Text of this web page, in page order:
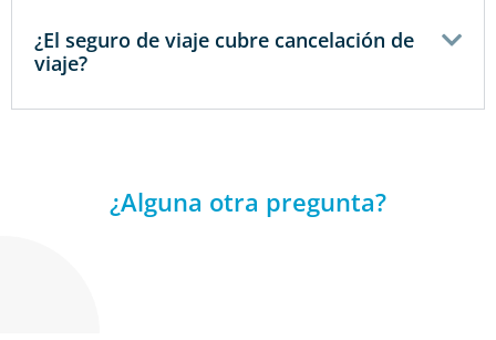
¿El seguro de viaje cubre cancelación de
viaje?
¿Alguna otra pregunta?